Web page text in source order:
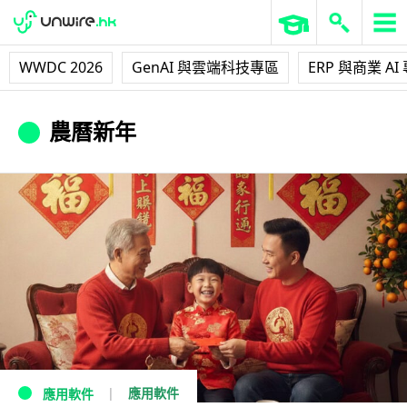
WWDC 2026 GenAI 與雲端科技專區 ERP 與商業 AI
農曆新年
應用軟件 應用軟件